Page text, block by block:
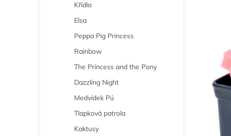
Křídla
Elsa
Peppa Pig Princess
Rainbow
The Princess and the Pony
Dazzling Night
Medvídek Pú
Tlapková patrola
Kaktusy